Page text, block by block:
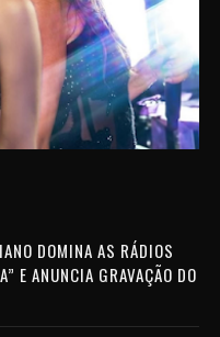
DOMINA AS RÁDIOS
E ANUNCIA GRAVAÇÃO DO